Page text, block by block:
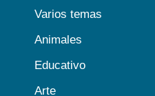
Varios temas
Animales
Educativo
Arte